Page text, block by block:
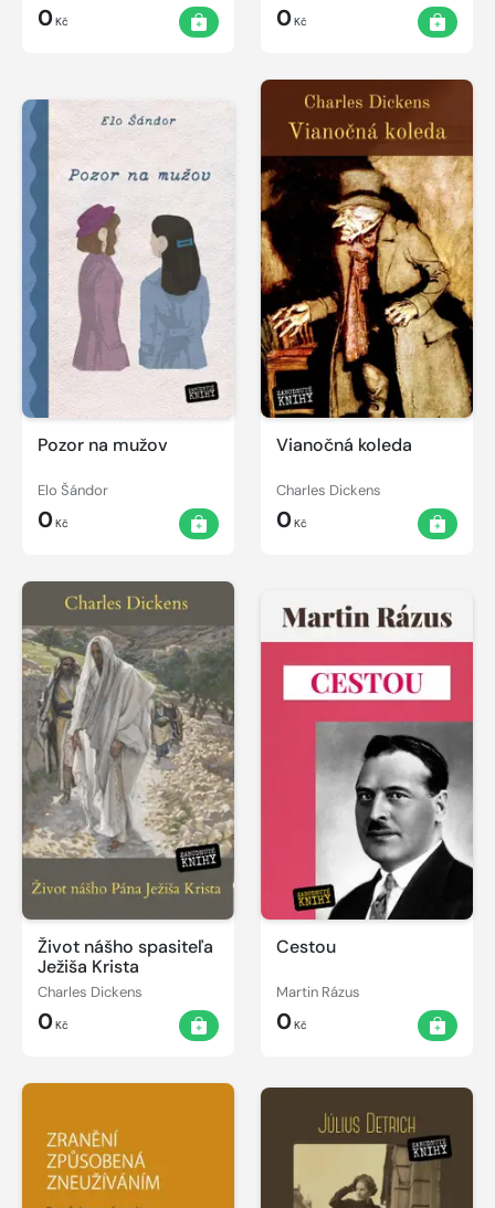
0Kč 0Kč
Pozor na mužov
Elo Šándor
0Kč
Vianočná koleda
Charles Dickens
0Kč
Život nášho spasiteľa
Ježiša Krista
Charles Dickens
0Kč
Cestou
Martin Rázus
0Kč